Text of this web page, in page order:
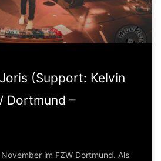
(Support: Kelvin
Dortmund –
im FZW Dortmund. Als